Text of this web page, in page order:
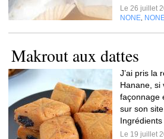
Le 26 juillet
NONE
Makrout aux dattes
J’ai pris la
Hanane, si
façonnage
sur son
Ingrédients
Le 19 juillet